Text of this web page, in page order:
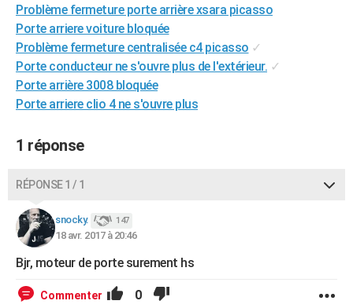
CARTE DE VOEUX
Carte de Noël
Carte Bonne année
Carte Saint-Valentin
Carte Pâques
Carte d'anniversaire
DICTIONNAIRE
Dictionnaire
Biographies
Citations
Expressions
Proverbes
PROGRAMME TV
S'inscrire
Se connecter
Lycées
Collèges
Primaires
Universités
Entreprises
Service militaire
Avis de recherche
AVIS DE DÉCÈS
FORUM
Bricolage
Lifestyle
Culture
Sport
Auto
Television
Voyage
Cinema
Problème fermeture porte arrière xsara picasso
Porte arriere voiture bloquée
Problème fermeture centralisée c4 picasso ✓
Porte conducteur ne s'ouvre plus de l'extérieur. ✓
Porte arrière 3008 bloquée
Porte arriere clio 4 ne s'ouvre plus
1 réponse
RÉPONSE 1 / 1
snocky. 147
18 avr. 2017 à 20:46
Bjr, moteur de porte surement hs
Commenter 0